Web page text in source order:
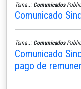
Tema..: Comunicados
Comunicado
Tema..: Comunicados
Comunicado
pago de